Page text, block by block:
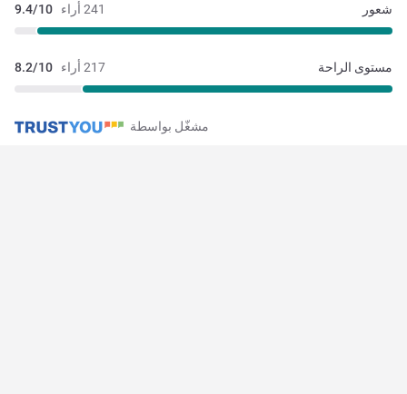
241 أراء 9.4/10 شعور
217 أراء 8.2/10 مستوى الراحة
مشغّل بواسطة